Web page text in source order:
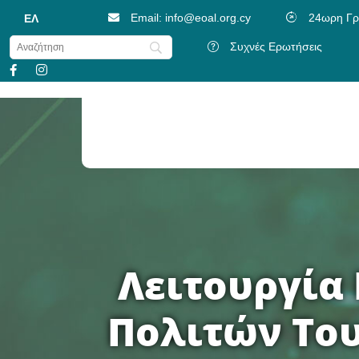
ΕΛ Email: info@eoal.org.cy 24ωρη
Συχνές Ερωτήσεις
Πολιτών